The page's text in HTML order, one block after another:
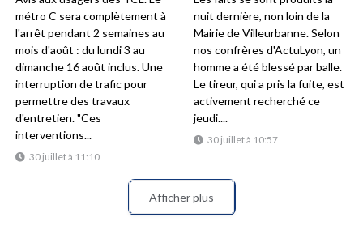
30 juillet à 11:10
métro C sera complètement à
l'arrêt pendant 2 semaines au
mois d'août : du lundi 3 au
dimanche 16 août inclus. Une
interruption de trafic pour
permettre des travaux
d'entretien. "Ces
interventions...
30 juillet à 10:57
nuit dernière, non loin de la
Mairie de Villeurbanne. Selon
nos confrères d'ActuLyon, un
homme a été blessé par balle.
Le tireur, qui a pris la fuite, est
activement recherché ce
jeudi....
Afficher plus